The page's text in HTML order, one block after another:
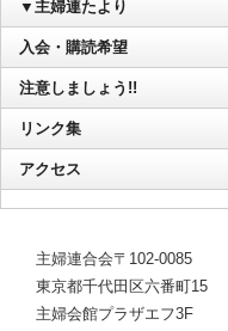
▼主婦連たより
入会・購読希望
注意しましょう!!
リンク集
アクセス
主婦連合会〒102-0085
東京都千代田区六番町15
主婦会館プラザエフ3F